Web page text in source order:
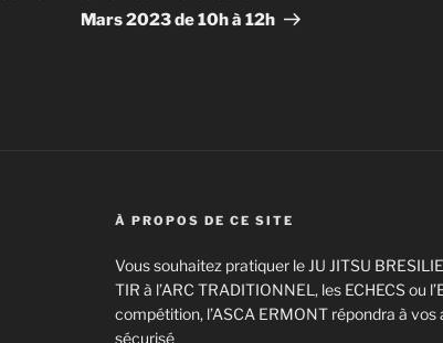
Mars 2023 de 10h à 12h
À PROPOS DE CE SITE
Vous souhaitez pratiquer le JU JITSU
TIR à l’ARC TRADITIONNEL, les ECHECS ou
compétition, l’ASCA ERMONT répondra à
sécurisé